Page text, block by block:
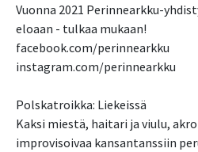
Vuonna 2021 Perinnearkku-
eloaan - tulkaa mukaan!
facebook.com/perinnearkku
instagram.com/perinnearkku
Polskatroikka: Liekeissä
Kaksi miestä, haitari ja viulu,
improvisoivaa kansantanssiin